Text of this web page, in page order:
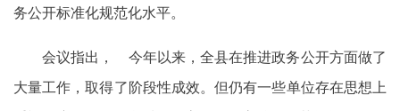
务公开标准化规范化水平。
会议指出， 今年以来，全县在推进政务公开方面做了
大量工作，取得了阶段性成效。但仍有一些单位存在思想上